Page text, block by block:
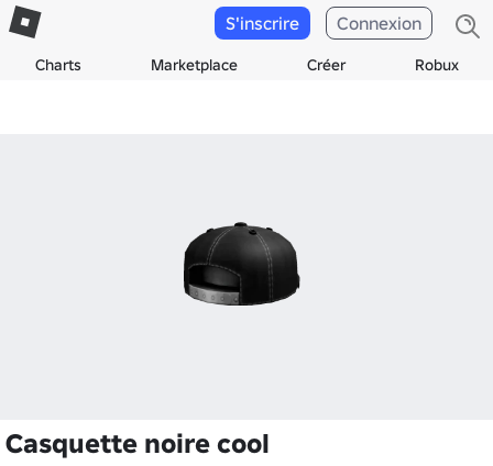
Charts Marketplace Créer Robux
S'inscrire Connexion
Casquette noire cool